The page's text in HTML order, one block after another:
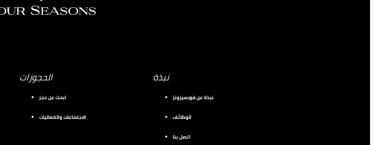
نبذة
نبذة عن فورسيزونز
الوظائف
اتصل بنا
الحجوزات
ابحث عن حجز
الاجتماعات والفعاليات